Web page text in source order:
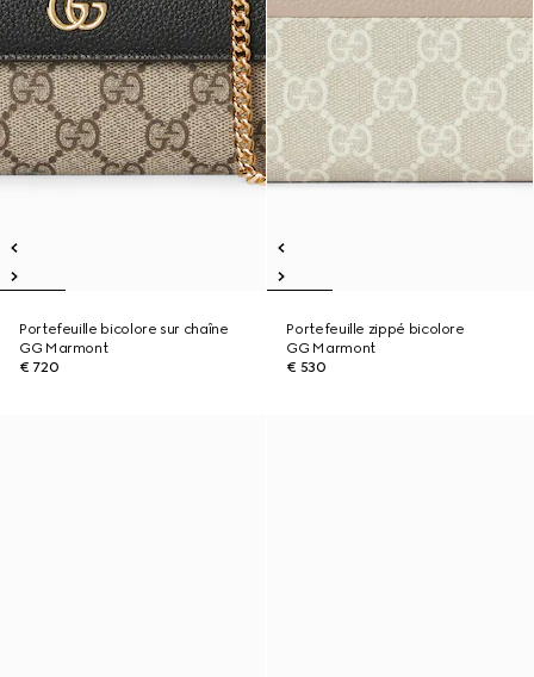
Portefeuille bicolore sur chaîne
GG Marmont
€ 720
Portefeuille zippé bicolore
GG Marmont
€ 530